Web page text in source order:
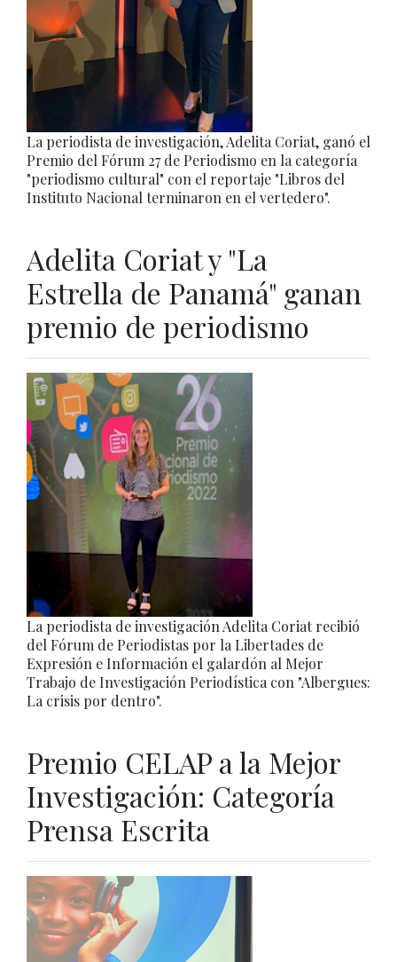
La periodista de investigación, Adelita Coriat, ganó el
Premio del Fórum 27 de Periodismo en la categoría
"periodismo cultural" con el reportaje "Libros del
Instituto Nacional terminaron en el vertedero".
Adelita Coriat y "La
Estrella de Panamá" ganan
premio de periodismo
La periodista de investigación Adelita Coriat recibió
del Fórum de Periodistas por la Libertades de
Expresión e Información el galardón al Mejor
Trabajo de Investigación Periodística con "Albergues:
La crisis por dentro".
Premio CELAP a la Mejor
Investigación: Categoría
Prensa Escrita